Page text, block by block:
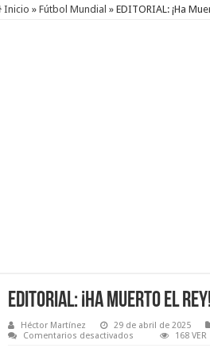
Inicio » Fútbol Mundial » EDITORIAL: ¡Ha
EDITORIAL: ¡Ha Muerto el
Héctor Martínez 29 de abril de 2025
Comentarios desactivadosen
168 VER